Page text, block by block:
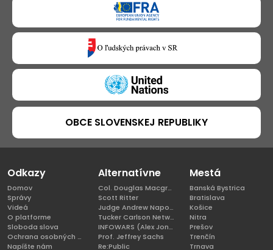
OBCE SLOVENSKEJ REPUBLIKY
Odkazy
Domov
Správy
Videá
O platforme
Sloboda slova
Ochrana osobných údajov
Napíšte nám
Alternatívne
Col. Douglas Macgregor, Ph.D
Scott Ritter
Judge Andrew Napolitano
Tucker Carlson Network
INFOWARS (Alex Jones)
Prof. Jeffrey Sachs
Re:Public
Mestá
Banská Bystrica
Bratislava
Košice
Nitra
Prešov
Trenčín
Trnava